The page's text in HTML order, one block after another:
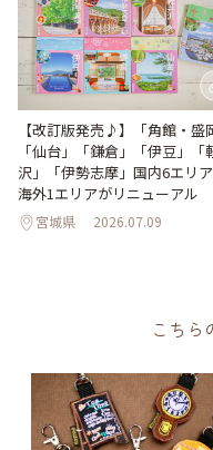
【改訂版発売♪】「角館・盛
「仙台」「鎌倉」「伊豆」「
沢」「伊勢志摩」国内6エリ
海外1エリアがリニューアル
宮城県 2026.07.09
こちら